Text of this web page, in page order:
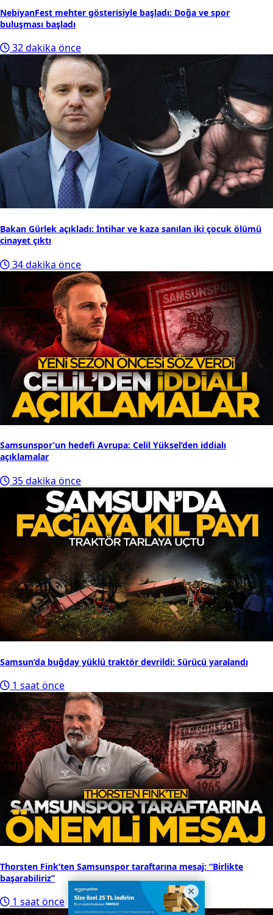
NebiyanFest mehter gösterisiyle başladı: Doğa ve spor
buluşması başladı
32 dakika önce
Bakan Gürlek açıkladı: İntihar ve kaza sanılan iki çocuk ölümü
cinayet çıktı
34 dakika önce
Samsunspor’un hedefi Avrupa: Celil Yüksel’den iddialı
açıklamalar
35 dakika önce
Samsun’da buğday yüklü traktör devrildi: Sürücü yaralandı
1 saat önce
Thorsten Fink’ten Samsunspor taraftarına mesaj: “Birlikte
başarabiliriz”
1 saat önce